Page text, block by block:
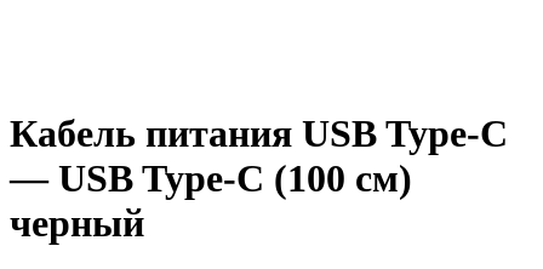
Кабель питания USB Type-C
— USB Type-C (100 см)
черный